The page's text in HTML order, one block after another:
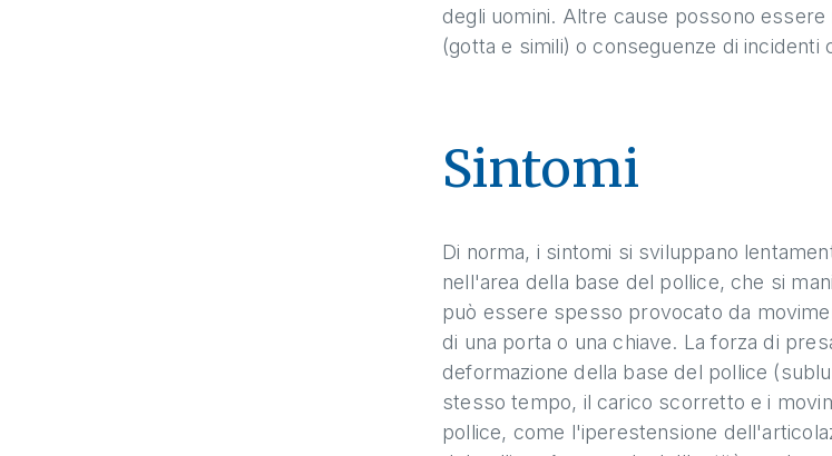
degli uomini. Altre cause possono
(gotta e simili) o conseguenze di
Sintomi
Di norma, i sintomi si sviluppano
nell'area della base del pollice, che si
può essere spesso provocato da
di una porta o una chiave. La forza di
deformazione della base del pollice
stesso tempo, il carico scorretto e i
pollice, come l'iperestensione